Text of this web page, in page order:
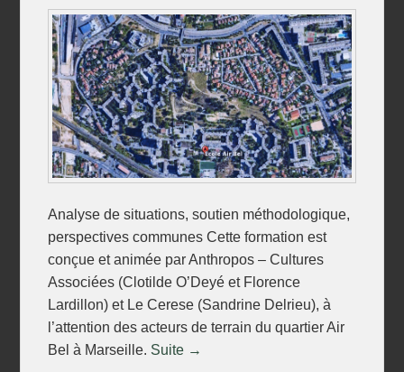
Analyse de situations, soutien méthodologique,
perspectives communes Cette formation est
conçue et animée par Anthropos – Cultures
Associées (Clotilde O’Deyé et Florence
Lardillon) et Le Cerese (Sandrine Delrieu), à
l’attention des acteurs de terrain du quartier Air
Bel à Marseille. Suite →